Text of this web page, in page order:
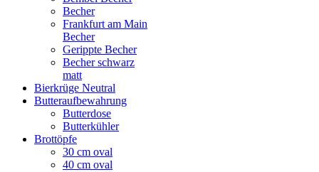
Becher
Frankfurt am Main
Becher
Gerippte Becher
Becher schwarz
matt
Bierkrüge Neutral
Butteraufbewahrung
Butterdose
Butterkühler
Brottöpfe
30 cm oval
40 cm oval